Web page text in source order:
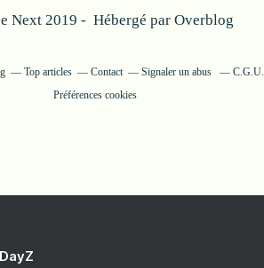
Next 2019 - Hébergé par Overblog
Top articles Contact Signaler un abus C.G.U.
Préférences cookies